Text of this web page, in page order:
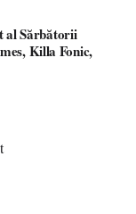
al Sărbătorii
Killa Fonic,